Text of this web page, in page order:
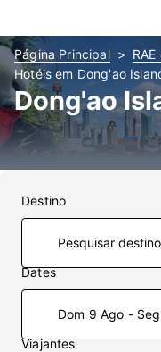
Página Principal
Hotéis em Dong'ao
Dong'ao
Destino
Dates
Dom 9 Ago -
Viajantes